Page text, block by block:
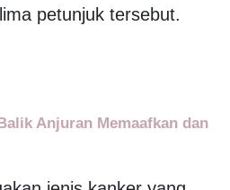
petunjuk tersebut.
Anjuran Memaafkan dan